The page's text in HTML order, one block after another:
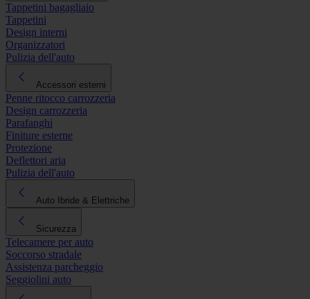
Tappetini bagagliaio
Tappetini
Design interni
Organizzatori
Pulizia dell'auto
Accessori esterni
Penne ritocco carrozzeria
Design carrozzeria
Parafanghi
Finiture esterne
Protezione
Deflettori aria
Pulizia dell'auto
Auto Ibride & Elettriche
Sicurezza
Telecamere per auto
Soccorso stradale
Assistenza parcheggio
Seggiolini auto